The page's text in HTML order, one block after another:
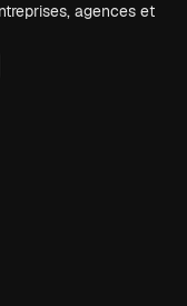
agences et